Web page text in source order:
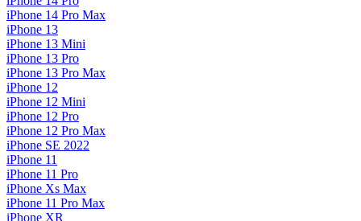
iPhone 14 Pro Max
iPhone 13
iPhone 13 Mini
iPhone 13 Pro
iPhone 13 Pro Max
iPhone 12
iPhone 12 Mini
iPhone 12 Pro
iPhone 12 Pro Max
iPhone SE 2022
iPhone 11
iPhone 11 Pro
iPhone Xs Max
iPhone 11 Pro Max
iPhone XR